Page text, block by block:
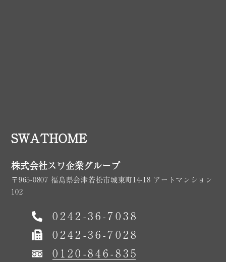
SWATHOME
株式会社スワ企業グループ
〒965-0807 福島県会津若松市城東町14-18 アートマンション
102
0242-36-7038
0242-36-7028
0120-846-835